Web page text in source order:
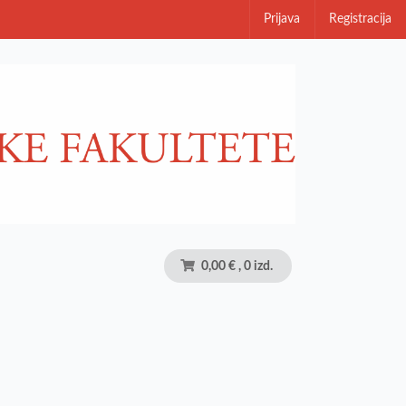
Prijava Registracija
0,00 € , 0 izd.